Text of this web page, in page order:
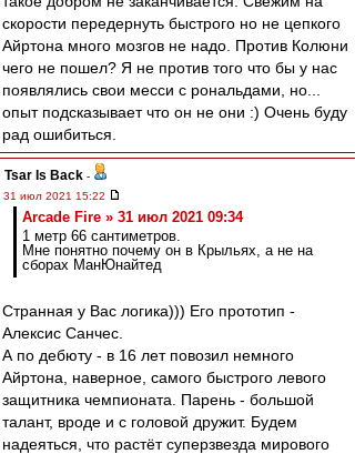
скорости передернуть быстрого но не цепкого
Айртона много мозгов не надо. Против Колюни
чего не пошел? Я не против того что бы у нас
появлялись свои месси с рональдами, но...
опыт подсказывает что он не они :) Очень буду
рад ошибиться.
Tsar Is Back -
31 июл 2021 15:22
Arcade Fire » 31 июл 2021 09:34
1 метр 66 сантиметров.
Мне понятно почему он в Крыльях, а не на
сборах МанЮнайтед
Странная у Вас логика))) Его прототип -
Алексис Санчес.
А по дебюту - в 16 лет повозил немного
Айртона, наверное, самого быстрого левого
защитника чемпионата. Парень - большой
талант, вроде и с головой дружит. Будем
надеяться, что растёт суперзвезда мирового